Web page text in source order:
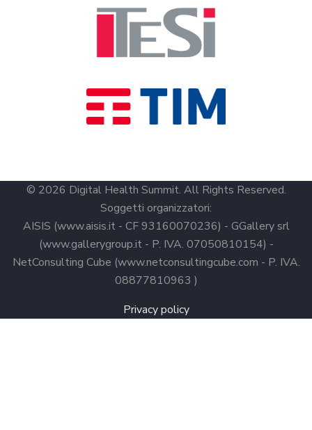
© 2026 Digital Health Summit. All Rights Reserved.
Soggetti organizzatori:
AISIS (www.aisis.it - CF 93160070236) - GGallery srl
(www.gallerygroup.it - P. IVA. 07050810154) -
NetConsulting Cube (www.netconsultingcube.com - P. IVA.
08877810963 )
Privacy policy